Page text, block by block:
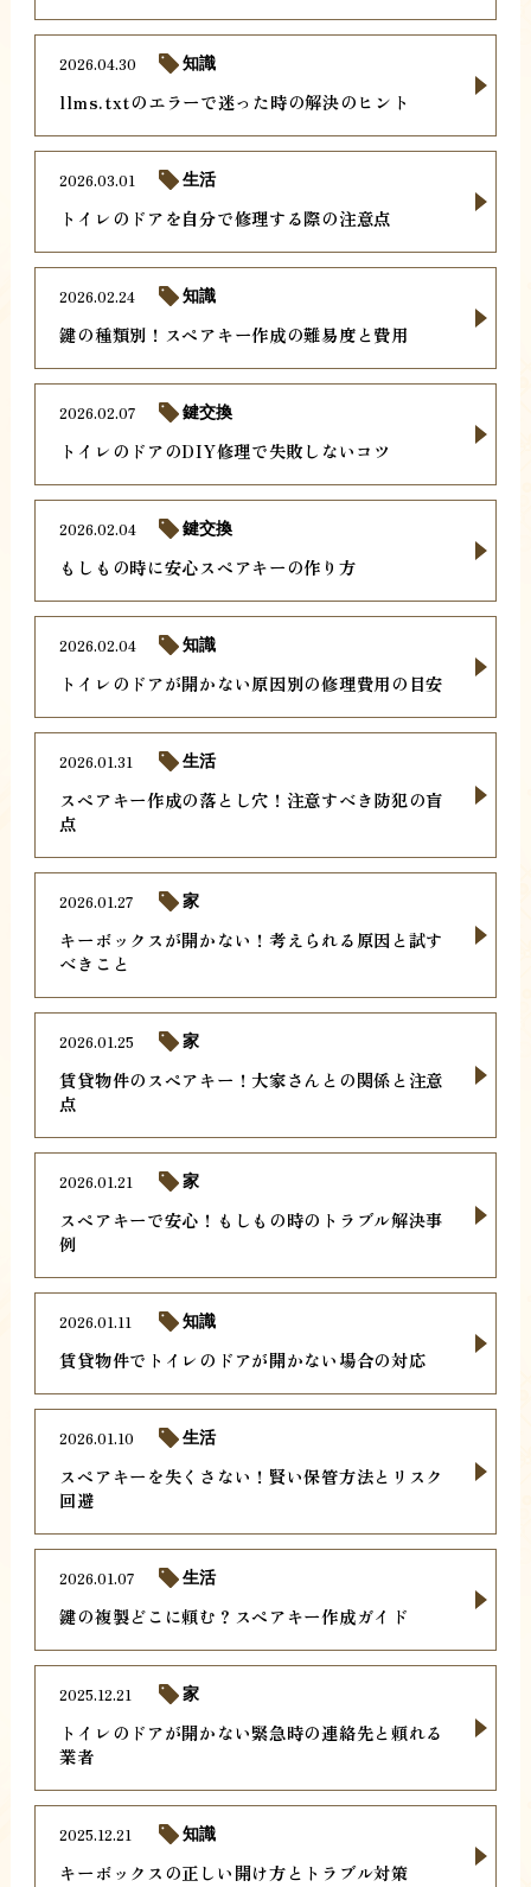
llms.txtのエラーで迷った時の解決のヒント
2026.04.30 知識
トイレのドアを自分で修理する際の注意点
2026.03.01 生活
鍵の種類別！スペアキー作成の難易度と費用
2026.02.24 知識
トイレのドアのDIY修理で失敗しないコツ
2026.02.07 鍵交換
もしもの時に安心スペアキーの作り方
2026.02.04 鍵交換
トイレのドアが開かない原因別の修理費用の目安
2026.02.04 知識
スペアキー作成の落とし穴！注意すべき防犯の盲
点
2026.01.31 生活
キーボックスが開かない！考えられる原因と試す
べきこと
2026.01.27 家
賃貸物件のスペアキー！大家さんとの関係と注意
点
2026.01.25 家
スペアキーで安心！もしもの時のトラブル解決事
例
2026.01.21 家
賃貸物件でトイレのドアが開かない場合の対応
2026.01.11 知識
スペアキーを失くさない！賢い保管方法とリスク
回避
2026.01.10 生活
鍵の複製どこに頼む？スペアキー作成ガイド
2026.01.07 生活
トイレのドアが開かない緊急時の連絡先と頼れる
業者
2025.12.21 家
キーボックスの正しい開け方とトラブル対策
2025.12.21 知識